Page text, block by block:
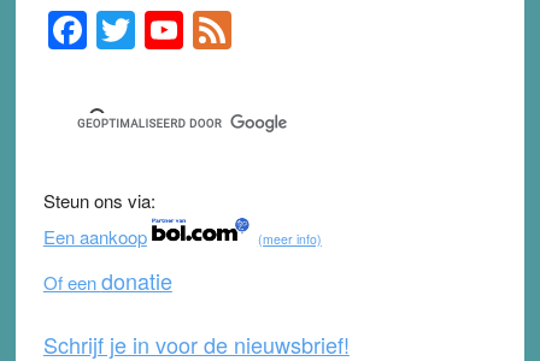
Primary
Sidebar
F
a
c
e
b
o
o
k
T
wi
tt
er
Y
o
u
T
b
e
F
e
d
Steun ons via:
Een aankoop
(meer info)
Of eendonatie
Schrijf je in voor de nieuwsbrief!